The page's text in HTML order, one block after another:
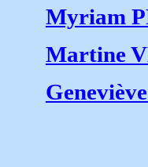
Myriam
Martine